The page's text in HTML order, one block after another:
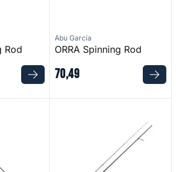
Rod
Abu Garcia
ORRA Spinning Rod
70,49